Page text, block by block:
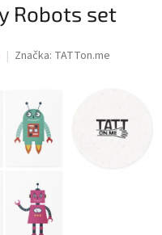
Robots set
Značka: TATTon.me